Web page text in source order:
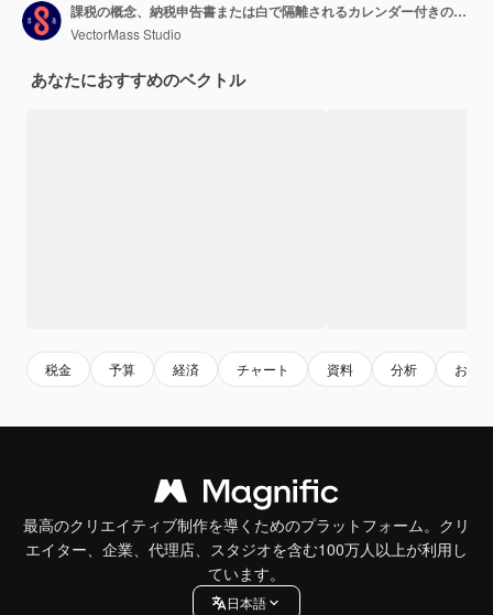
課税の概念、納税申告書または白で隔離されるカレンダー付きの紙シートの法的文書。アイコン、統計グラフ、デザイン要素を含む 3 d ベクトル ビジネス アイソメ図
VectorMass Studio
あなたにおすすめのベクトル
税金 予算 経済 チャート 資料 分析 お金
最高のクリエイティブ制作を導くためのプラットフォーム。クリ
エイター、企業、代理店、スタジオを含む100万人以上が利用し
ています。
日本語